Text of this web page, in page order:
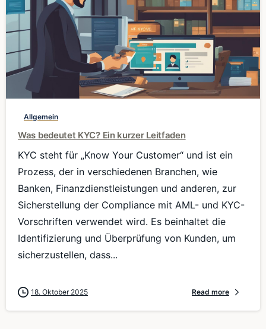
0
Allgemein
Was bedeutet KYC? Ein kurzer Leitfaden
KYC steht für „Know Your Customer“ und ist ein
Prozess, der in verschiedenen Branchen, wie
Banken, Finanzdienstleistungen und anderen, zur
Sicherstellung der Compliance mit AML- und KYC-
Vorschriften verwendet wird. Es beinhaltet die
Identifizierung und Überprüfung von Kunden, um
sicherzustellen, dass...
18. Oktober 2025 Read more